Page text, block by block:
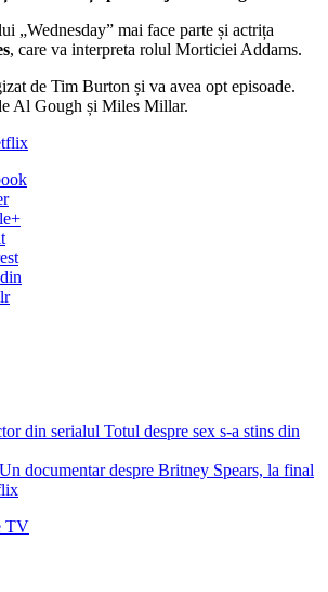
„Wednesday” mai face parte și actrița
, care va interpreta rolul Morticiei Addams.
de Tim Burton și va avea opt episoade.
Al Gough și Miles Millar.
din serialul Totul despre sex s-a stins din
documentar despre Britney Spears, la final
TV